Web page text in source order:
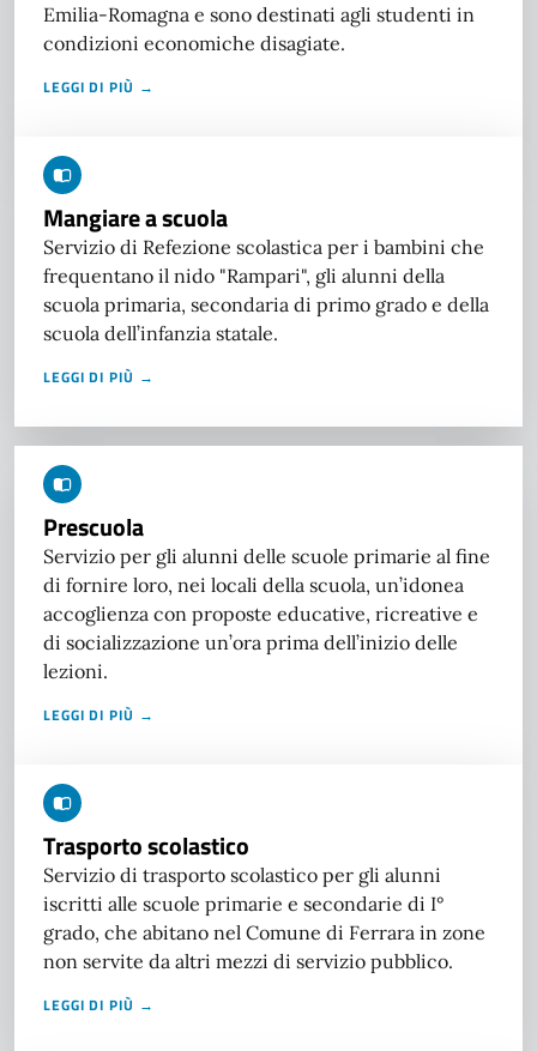
Emilia-Romagna e sono destinati agli studenti in
condizioni economiche disagiate.
LEGGI DI PIÙ →
Mangiare a scuola
Servizio di Refezione scolastica per i bambini che
frequentano il nido "Rampari", gli alunni della
scuola primaria, secondaria di primo grado e della
scuola dell’infanzia statale.
LEGGI DI PIÙ →
Prescuola
Servizio per gli alunni delle scuole primarie al fine
di fornire loro, nei locali della scuola, un’idonea
accoglienza con proposte educative, ricreative e
di socializzazione un’ora prima dell’inizio delle
lezioni.
LEGGI DI PIÙ →
Trasporto scolastico
Servizio di trasporto scolastico per gli alunni
iscritti alle scuole primarie e secondarie di I°
grado, che abitano nel Comune di Ferrara in zone
non servite da altri mezzi di servizio pubblico.
LEGGI DI PIÙ →